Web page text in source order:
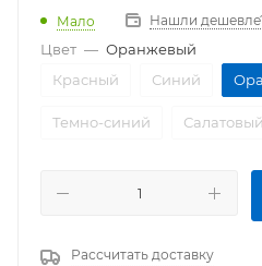
Мало Нашли
Цвет — Оранжевый
Красный
Синий
Темно-синий Салатовый
Рассчитать доставку